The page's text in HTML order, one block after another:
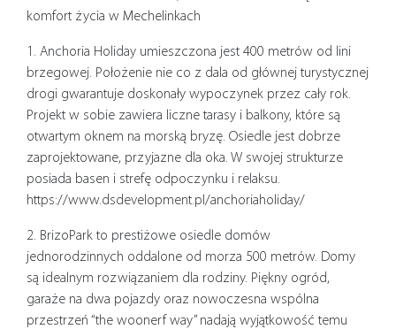
komfort życia w Mechelinkach
1. Anchoria Holiday umieszczona jest 400 metrów od lini
brzegowej. Położenie nie co z dala od głównej turystycznej
drogi gwarantuje doskonały wypoczynek przez cały rok.
Projekt w sobie zawiera liczne tarasy i balkony, które są
otwartym oknem na morską bryzę. Osiedle jest dobrze
zaprojektowane, przyjazne dla oka. W swojej strukturze
posiada basen i strefę odpoczynku i relaksu.
https://www.dsdevelopment.pl/anchoriaholiday/
2. BrizoPark to prestiżowe osiedle domów
jednorodzinnych oddalone od morza 500 metrów. Domy
są idealnym rozwiązaniem dla rodziny. Piękny ogród,
garaże na dwa pojazdy oraz nowoczesna wspólna
przestrzeń “the woonerf way” nadają wyjątkowość temu